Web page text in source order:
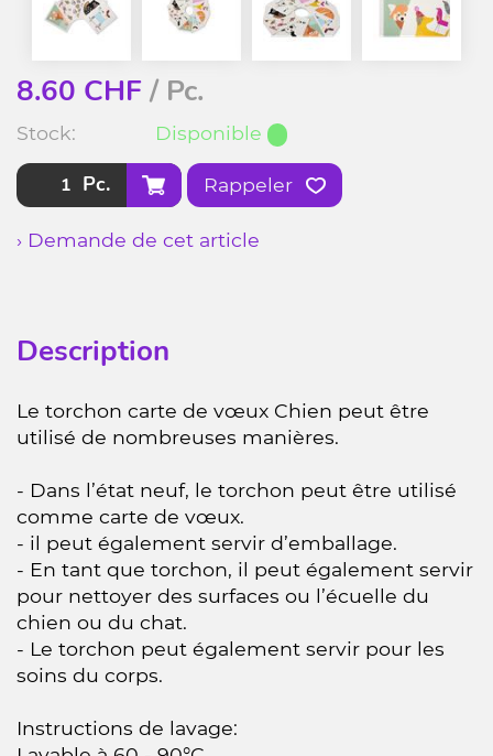
8.60 CHF/ Pc.
Stock: Disponible
Pc. Rappeler
› Demande de cet article
Description
Le torchon carte de vœux Chien peut être
utilisé de nombreuses manières.
- Dans l’état neuf, le torchon peut être utilisé
comme carte de vœux.
- il peut également servir d’emballage.
- En tant que torchon, il peut également servir
pour nettoyer des surfaces ou l’écuelle du
chien ou du chat.
- Le torchon peut également servir pour les
soins du corps.
Instructions de lavage: